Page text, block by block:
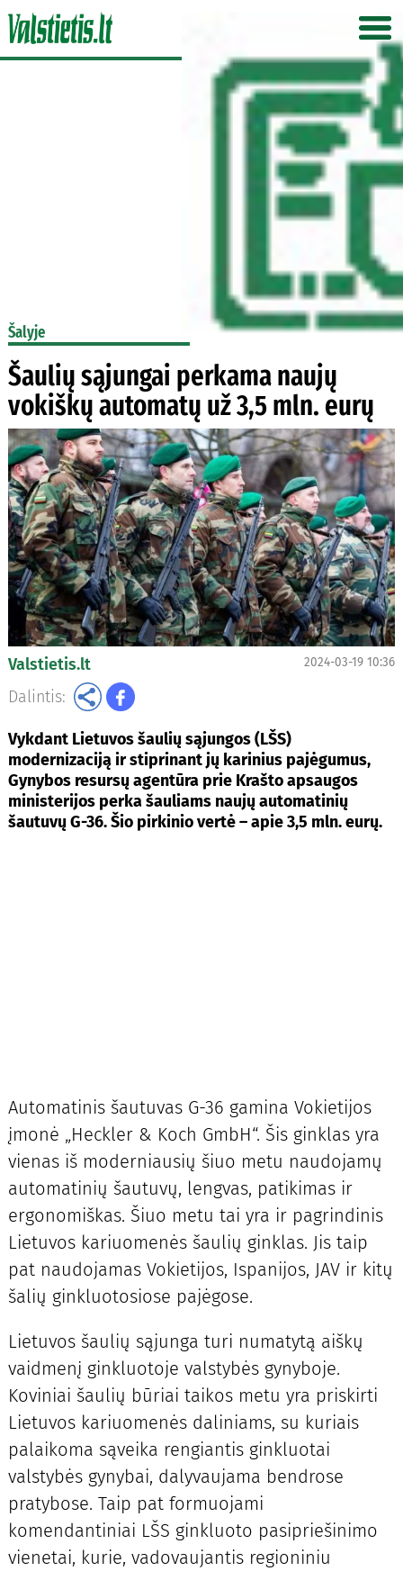
Šalyje
Šaulių sąjungai perkama naujų
vokiškų automatų už 3,5 mln. eurų
Valstietis.lt 2024-03-19 10:36
Dalintis:
Vykdant Lietuvos šaulių sąjungos (LŠS)
modernizaciją ir stiprinant jų karinius pajėgumus,
Gynybos resursų agentūra prie Krašto apsaugos
ministerijos perka šauliams naujų automatinių
šautuvų G-36. Šio pirkinio vertė – apie 3,5 mln. eurų.
Automatinis šautuvas G-36 gamina Vokietijos
įmonė „Heckler & Koch GmbH“. Šis ginklas yra
vienas iš moderniausių šiuo metu naudojamų
automatinių šautuvų, lengvas, patikimas ir
ergonomiškas. Šiuo metu tai yra ir pagrindinis
Lietuvos kariuomenės šaulių ginklas. Jis taip
pat naudojamas Vokietijos, Ispanijos, JAV ir kitų
šalių ginkluotosiose pajėgose.
Lietuvos šaulių sąjunga turi numatytą aiškų
vaidmenį ginkluotoje valstybės gynyboje.
Koviniai šaulių būriai taikos metu yra priskirti
Lietuvos kariuomenės daliniams, su kuriais
palaikoma sąveika rengiantis ginkluotai
valstybės gynybai, dalyvaujama bendrose
pratybose. Taip pat formuojami
komendantiniai LŠS ginkluoto pasipriešinimo
vienetai, kurie, vadovaujantis regioniniu